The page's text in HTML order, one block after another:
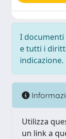
I documenti
e tutti i
indicazione.
Utilizza
un link a